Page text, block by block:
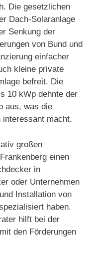
Die gesetzlichen
Dach-Solaranlage
Senkung der
von Bund und
einfacher
kleine private
befreit. Die
10 kWp dehnte der
aus, was die
interessant macht.
großen
einen
in
oder Unternehmen
Installation von
haben.
hilft bei der
den Förderungen